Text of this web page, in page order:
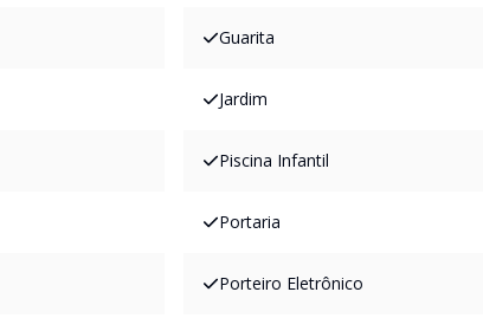
Guarita
Jardim
Piscina Infantil
Portaria
Porteiro Eletrônico